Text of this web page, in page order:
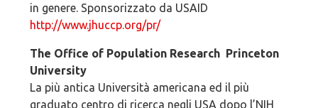
in genere. Sponsorizzato da USAID
http://www.jhuccp.org/pr/
The Office of Population Research ­ Princeton
University
La più antica Università americana ed il più
graduato centro di ricerca negli USA dopo l’NIH